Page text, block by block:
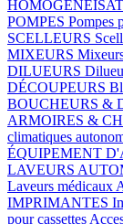
POMPES Pompes
SCELLEURS
MIXEURS
DILUEURS
DÉCOUPEURS
BOUCHEURS &
ARMOIRES &
climatiques
ÉQUIPEMENT
LAVEURS
Laveurs médicaux
IMPRIMANTES
pour cassettes